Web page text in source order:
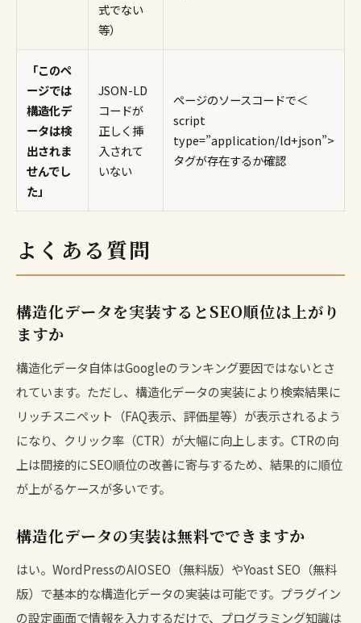
式でない
等）
「このペ
ージでは
構造化デ
ータは検
出されま
せんでし
た」
JSON-LD
コードが
正しく挿
入されて
いない
ページのソースコードで＜
script
type=”application/ld+json”>
タグが存在するか確認
よくある質問
構造化データを実装するとSEO順位は上がり
ますか
構造化データ自体はGoogleのランキング要因ではないとさ
れています。ただし、構造化データの実装により検索結果に
リッチスニペット（FAQ表示、評価星等）が表示されるよう
になり、クリック率（CTR）が大幅に向上します。CTRの向
上は間接的にSEO順位の改善に寄与するため、結果的に順位
が上がるケースが多いです。
構造化データの実装は無料でできますか
はい。WordPressのAIOSEO（無料版）やYoast SEO（無料
版）で基本的な構造化データの実装は可能です。プラグイン
の設定画面で情報を入力するだけで、プログラミング知識は